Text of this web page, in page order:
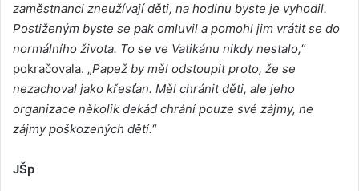
zaměstnanci zneužívají děti, na hodinu byste je vyhodil.
Postiženým byste se pak omluvil a pomohl jim vrátit se do
normálního života. To se ve Vatikánu nikdy nestalo,“
pokračovala. „Papež by měl odstoupit proto, že se
nezachoval jako křesťan. Měl chránit děti, ale jeho
organizace několik dekád chrání pouze své zájmy, ne
zájmy poškozených dětí.“
JŠp